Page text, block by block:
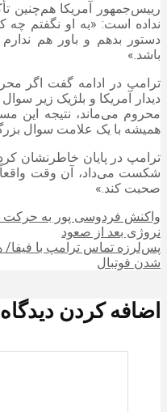
رییس‌جمهور آمریکا هم‌چنین
نداده است: «به او نگفتم چه
دستور بدهم و باور هم
باشد.»
ترامپ در ادامه گفت اگر
دیدار آمریکا و بلژیک زیر
محروم می‌ماند، نتیجه این
همیشه با یک علامت سوال
ترامپ در پایان خاطرنشان
شکست می‌داد، آن وقت واقعاً
صحبت کند.»
واکنش فردوسی پور به حرکت
نروژی بعد از صعود
پس‌لرزه تماس ترامپ با
شدن فوتبال
اضافه کردن دیدگاه